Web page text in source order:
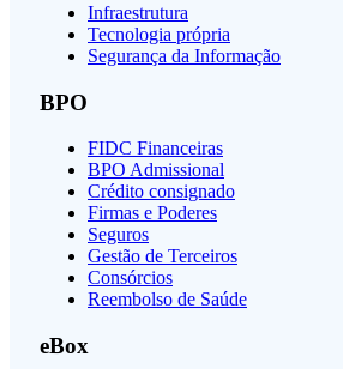
Infraestrutura
Tecnologia própria
Segurança da Informação
BPO
FIDC Financeiras
BPO Admissional
Crédito consignado
Firmas e Poderes
Seguros
Gestão de Terceiros
Consórcios
Reembolso de Saúde
eBox